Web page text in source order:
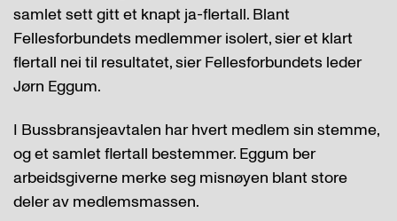
samlet sett gitt et knapt ja-flertall. Blant
Fellesforbundets medlemmer isolert, sier et klart
flertall nei til resultatet, sier Fellesforbundets leder
Jørn Eggum.
I Bussbransjeavtalen har hvert medlem sin stemme,
og et samlet flertall bestemmer. Eggum ber
arbeidsgiverne merke seg misnøyen blant store
deler av medlemsmassen.